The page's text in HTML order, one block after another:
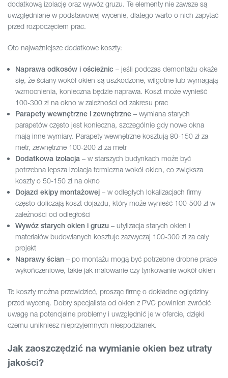
dodatkową izolację oraz wywóz gruzu. Te elementy nie zawsze są
uwzględniane w podstawowej wycenie, dlatego warto o nich zapytać
przed rozpoczęciem prac.
Oto najważniejsze dodatkowe koszty:
Naprawa odkosów i ościeżnic – jeśli podczas demontażu okaże
się, że ściany wokół okien są uszkodzone, wilgotne lub wymagają
wzmocnienia, konieczna będzie naprawa. Koszt może wynieść
100-300 zł na okno w zależności od zakresu prac
Parapety wewnętrzne i zewnętrzne – wymiana starych
parapetów często jest konieczna, szczególnie gdy nowe okna
mają inne wymiary. Parapety wewnętrzne kosztują 80-150 zł za
metr, zewnętrzne 100-200 zł za metr
Dodatkowa izolacja – w starszych budynkach może być
potrzebna lepsza izolacja termiczna wokół okien, co zwiększa
koszty o 50-150 zł na okno
Dojazd ekipy montażowej – w odległych lokalizacjach firmy
często doliczają koszt dojazdu, który może wynieść 100-500 zł w
zależności od odległości
Wywóz starych okien i gruzu – utylizacja starych okien i
materiałów budowlanych kosztuje zazwyczaj 100-300 zł za cały
projekt
Naprawy ścian – po montażu mogą być potrzebne drobne prace
wykończeniowe, takie jak malowanie czy tynkowanie wokół okien
Te koszty można przewidzieć, prosząc firmę o dokładne oględziny
przed wyceną. Dobry specjalista od okien z PVC powinien zwrócić
uwagę na potencjalne problemy i uwzględnić je w ofercie, dzięki
czemu unikniesz nieprzyjemnych niespodzianek.
Jak zaoszczędzić na wymianie okien bez utraty
jakości?